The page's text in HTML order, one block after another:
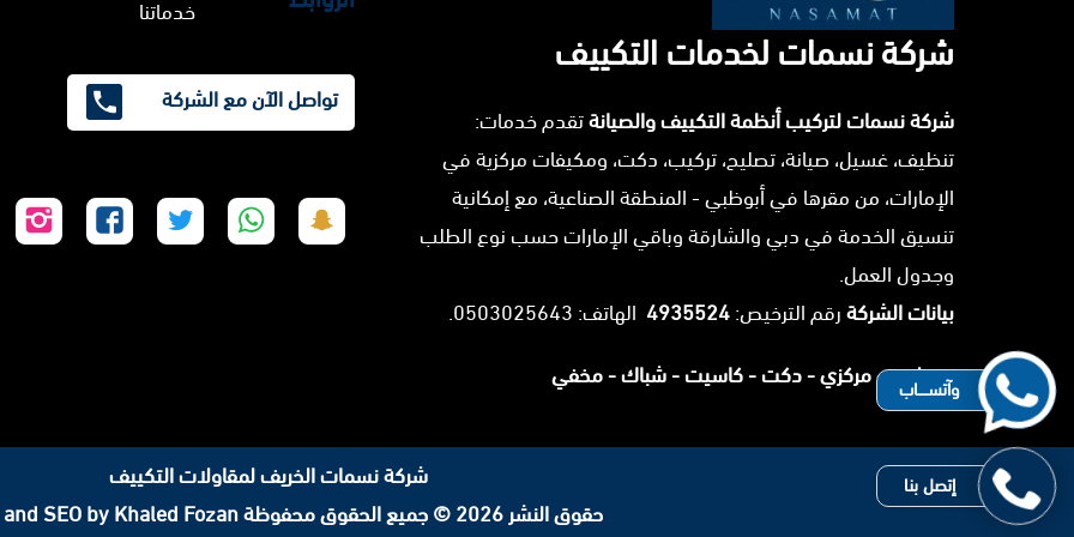
شركة نسمات لخدمات التكييف
شركة نسمات لتركيب أنظمة التكييف والصيانةتقدم خدمات:
تنظيف، غسيل، صيانة، تصليح، تركيب، دكت، ومكيفات مركزية في
الإمارات، من مقرها في أبوظبي - المنطقة الصناعية، مع إمكانية
تنسيق الخدمة في دبي والشارقة وباقي الإمارات حسب نوع الطلب
وجدول العمل.
بيانات الشركةرقم الترخيص:4935524 الهاتف: 0503025643.
سبليت -مركزي -دكت -كاسيت -شباك -مخفي
خدماتنا
تواصل الآن مع الشركة
على
على
على
على
على
شركة نسمات الخريف لمقاولات التكييف
حقوق النشر 2026 © جميع الحقوق محفوظة
SEO by Khaled Fozan
إتصل بنا
وآتســــاب